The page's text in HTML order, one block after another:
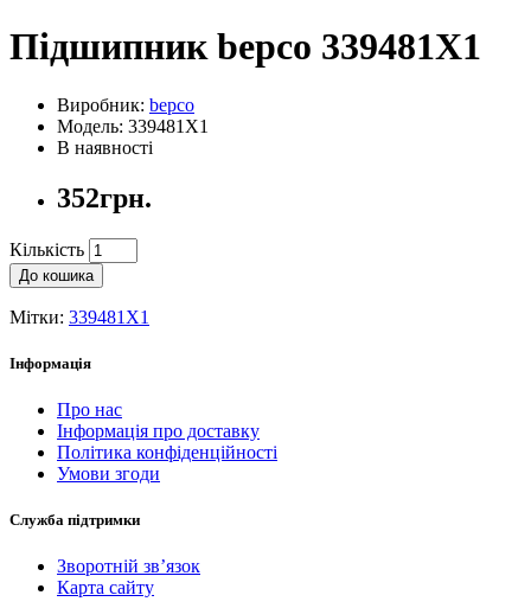
Підшипник bepco 339481X1
Виробник: bepco
Модель: 339481X1
В наявності
352грн.
Кількість
До кошика
Мітки: 339481X1
Інформація
Про нас
Інформація про доставку
Політика конфіденційності
Умови згоди
Служба підтримки
Зворотній зв’язок
Карта сайту